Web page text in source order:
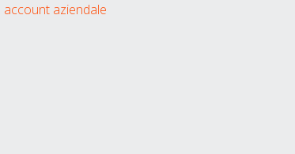
account aziendale